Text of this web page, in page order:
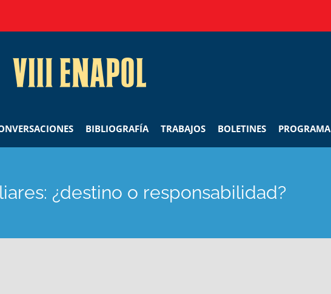
BIBLIOGRAFÍA TRABAJOS BOLETINES PROGRAMA
¿destino o responsabilidad?